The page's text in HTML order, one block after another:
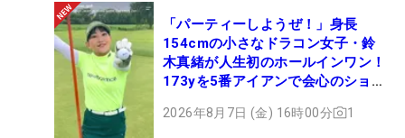
「パーティーしようぜ！」身長
154cmの小さなドラコン女子・鈴
木真緒が人生初のホールインワン！
173yを5番アイアンで会心のショッ
2026年8月7日 (金) 16時00分 1